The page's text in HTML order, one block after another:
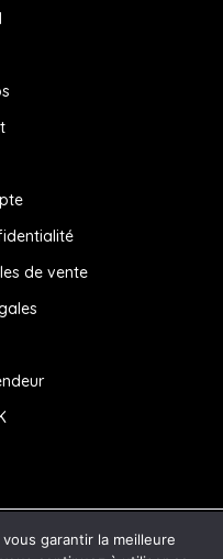
de vente
garantir la meilleure